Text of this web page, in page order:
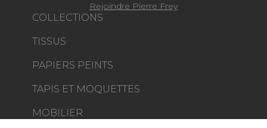
COLLECTIONS
TISSUS
PAPIERS PEINTS
TAPIS ET MOQUETTES
MOBILIER
Rejoindre Pierre Frey